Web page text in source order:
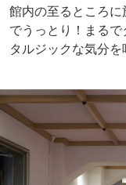
館内の至るところ
でうっとり！まる
タルジックな気分